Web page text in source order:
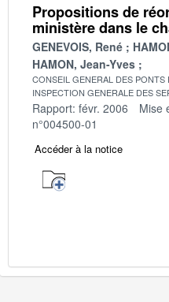
Propositions de
ministère dans le
GENEVOIS, René
HAMON, Jean-Yves
CONSEIL GENERAL DES PONTS
INSPECTION GENERALE DES
Rapport: févr. 2006 Mise
n°004500-01
Accéder à la notice